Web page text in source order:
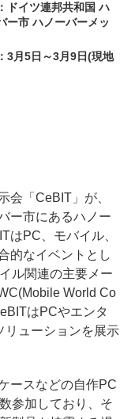
ドイツ連邦共和国 ハ
ー市 ハノーバーメッ
3月5日～3月9日(現地
「CeBIT」が、
ー市にあるハノー
はPC、モバイル、
的なイベントとし
ル関連の主要メー
World Co
はPCやエンタ
リューションを展示
ースなどの自作PC
参加しており、そ